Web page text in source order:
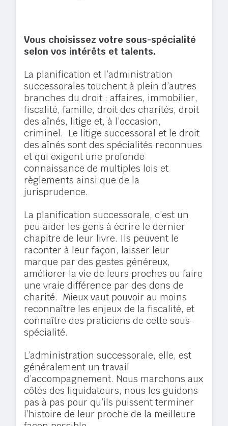
Vous choisissez votre sous-spécialité
selon vos intérêts et talents.
La planification et l’administration
successorales touchent à plein d’autres
branches du droit : affaires, immobilier,
fiscalité, famille, droit des charités, droit
des aînés, litige et, à l’occasion,
criminel. Le litige successoral et le droit
des aînés sont des spécialités reconnues
et qui exigent une profonde
connaissance de multiples lois et
règlements ainsi que de la
jurisprudence.
La planification successorale, c’est un
peu aider les gens à écrire le dernier
chapitre de leur livre. Ils peuvent le
raconter à leur façon, laisser leur
marque par des gestes généreux,
améliorer la vie de leurs proches ou faire
une vraie différence par des dons de
charité. Mieux vaut pouvoir au moins
reconnaître les enjeux de la fiscalité, et
connaître des praticiens de cette sous-
spécialité.
L’administration successorale,elle, est
généralement un travail
d’accompagnement. Nous marchons aux
côtés des liquidateurs, nous les guidons
pas à pas pour qu’ils puissent terminer
l’histoire de leur proche de la meilleure